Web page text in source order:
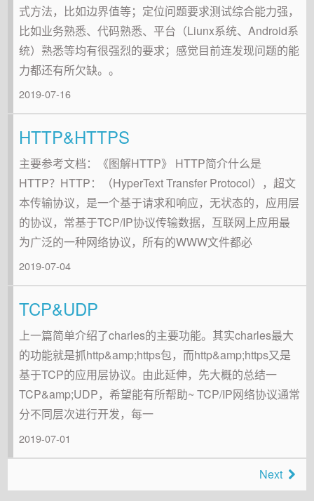
式方法，比如边界值等；定位问题要求测试综合能力强，
比如业务熟悉、代码熟悉、平台（Liunx系统、Android系
统）熟悉等均有很强烈的要求；感觉目前连发现问题的能
力都还有所欠缺。。
2019-07-16
HTTP&HTTPS
主要参考文档：《图解HTTP》 HTTP简介什么是
HTTP？HTTP：（HyperText Transfer Protocol），超文
本传输协议，是一个基于请求和响应，无状态的，应用层
的协议，常基于TCP/IP协议传输数据，互联网上应用最
为广泛的一种网络协议，所有的WWW文件都必
2019-07-04
TCP&UDP
上一篇简单介绍了charles的主要功能。其实charles最大
的功能就是抓http&amp;https包，而http&amp;https又是
基于TCP的应用层协议。由此延伸，先大概的总结一
TCP&amp;UDP，希望能有所帮助~ TCP/IP网络协议通常
分不同层次进行开发，每一
2019-07-01
Next